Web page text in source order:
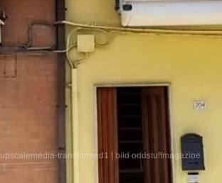
upscalemedia-transformed1 | bild oddstuffmagazine